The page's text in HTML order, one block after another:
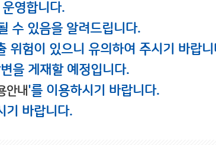
영합니다.
수 있음을 알려드립니다.
위험이 있으니 유의하여 주시기 바랍니
을 게재할 예정입니다.
안내'를 이용하시기 바랍니다.
기 바랍니다.